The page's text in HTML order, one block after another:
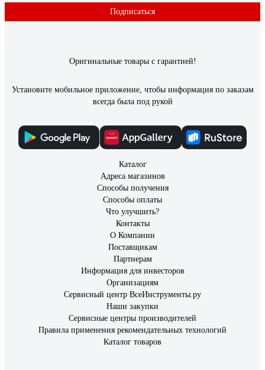
Подписаться
Оригинальные товары с гарантией!
Установите мобильное приложение, чтобы информация по заказам
всегда была под рукой
Каталог
Адреса магазинов
Способы получения
Способы оплаты
Что улучшить?
Контакты
О Компании
Поставщикам
Партнерам
Информация для инвесторов
Организациям
Сервисный центр ВсеИнструменты.ру
Наши закупки
Сервисные центры производителей
Правила применения рекомендательных технологий
Каталог товаров